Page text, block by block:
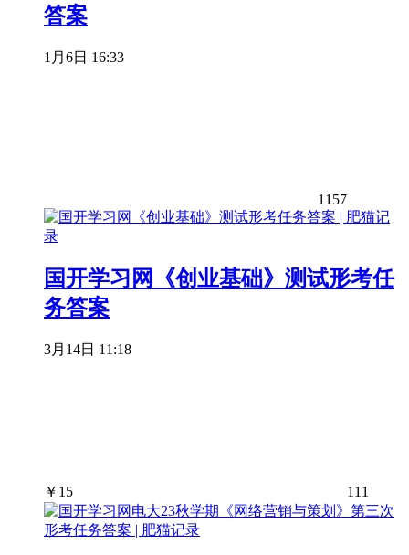
答案
1月6日 16:33
1157
国开学习网《创业基础》测试形考任
务答案
3月14日 11:18
￥ 15 111